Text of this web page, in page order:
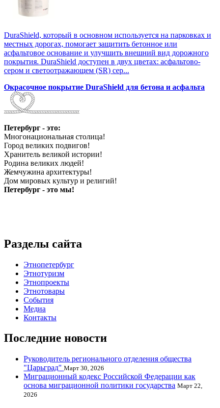
DuraShield, который в основном используется на парковках и
местных дорогах, помогает защитить бетонное или
асфальтовое основание и улучшить внешний вид дорожного
покрытия. DuraShield доступен в двух цветах: асфальтово-
сером и светоотражающем (SR) сер...
Окрасочное покрытие DuraShield для бетона и асфальта
Петербург - это:
Многонациональная столица!
Город великих подвигов!
Хранитель великой истории!
Родина великих людей!
Жемчужина архитектуры!
Дом мировых культур и религий!
Петербург - это мы!
Разделы сайта
Этнопетербург
Этнотуризм
Этнопроекты
Этнотовары
События
Медиа
Контакты
Последние новости
Руководитель регионального отделения общества
"Царьград" Март 30, 2026
Миграционный кодекс Российской Федерации как
основа миграционной политики государства Март 22,
2026